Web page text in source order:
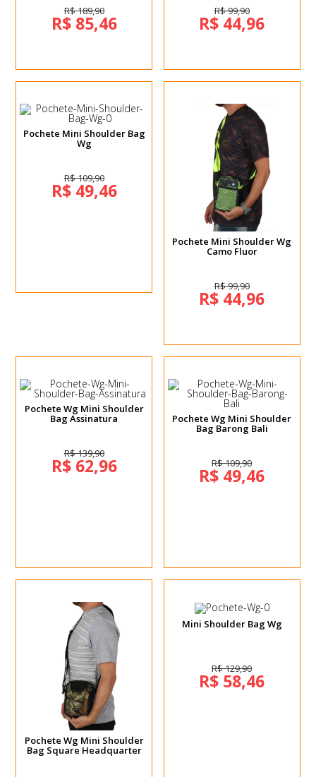
R$ 189,90
R$ 85,46
R$ 99,90
R$ 44,96
Pochete Mini Shoulder Bag
Wg
R$ 109,90
R$ 49,46
Pochete Mini Shoulder Wg
Camo Fluor
R$ 99,90
R$ 44,96
Pochete Wg Mini Shoulder
Bag Assinatura
R$ 139,90
R$ 62,96
Pochete Wg Mini Shoulder
Bag Barong Bali
R$ 109,90
R$ 49,46
Pochete Wg Mini Shoulder
Bag Square Headquarter
Mini Shoulder Bag Wg
R$ 129,90
R$ 58,46